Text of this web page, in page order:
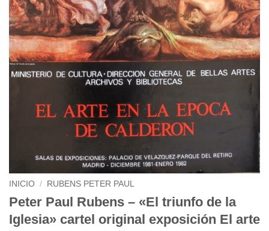
INICIO / RUBENS PETER PAUL
Peter Paul Rubens – «El triunfo de la
Iglesia» cartel original exposición El arte